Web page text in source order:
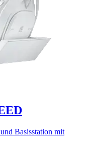
Basisstation mit